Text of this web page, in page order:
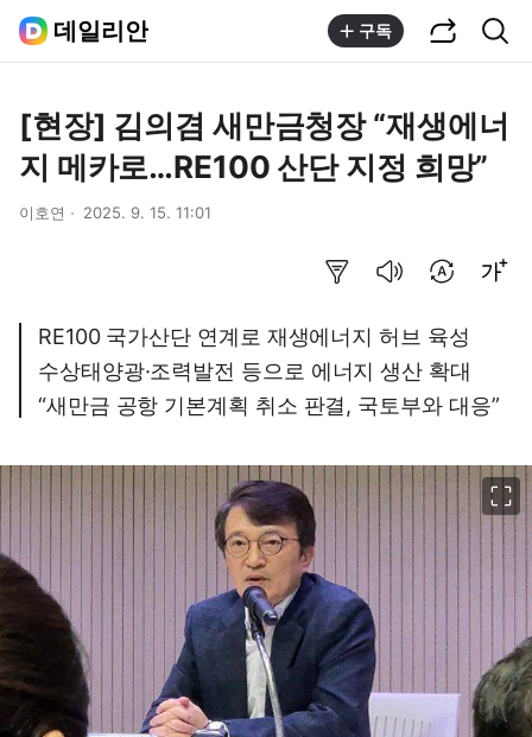
데일리안 구독
[현장] 김의겸 새만금청장 “재생에너
지 메카로…RE100 산단 지정 희망”
이호연 2025. 9. 15. 11:01
RE100 국가산단 연계로 재생에너지 허브 육성
수상태양광·조력발전 등으로 에너지 생산 확대
“새만금 공항 기본계획 취소 판결, 국토부와 대응”